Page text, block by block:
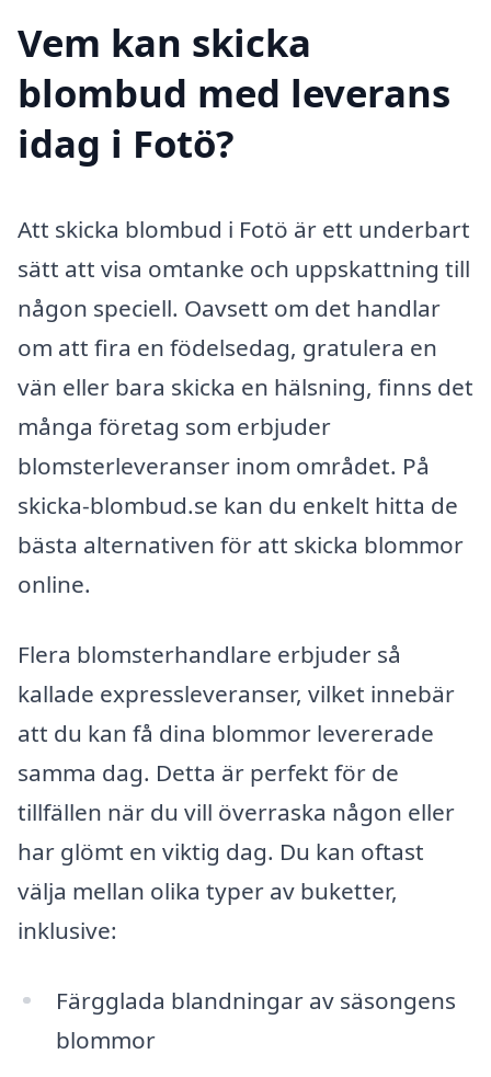
Vem kan skicka
blombud med leverans
idag i Fotö?
Att skicka blombud i Fotö är ett underbart
sätt att visa omtanke och uppskattning till
någon speciell. Oavsett om det handlar
om att fira en födelsedag, gratulera en
vän eller bara skicka en hälsning, finns det
många företag som erbjuder
blomsterleveranser inom området. På
skicka-blombud.se kan du enkelt hitta de
bästa alternativen för att skicka blommor
online.
Flera blomsterhandlare erbjuder så
kallade expressleveranser, vilket innebär
att du kan få dina blommor levererade
samma dag. Detta är perfekt för de
tillfällen när du vill överraska någon eller
har glömt en viktig dag. Du kan oftast
välja mellan olika typer av buketter,
inklusive:
Färgglada blandningar av säsongens
blommor